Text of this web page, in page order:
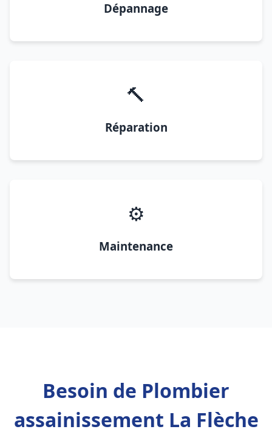
Dépannage
🔨
Réparation
⚙️
Maintenance
Besoin de Plombier
assainissement La Flèche